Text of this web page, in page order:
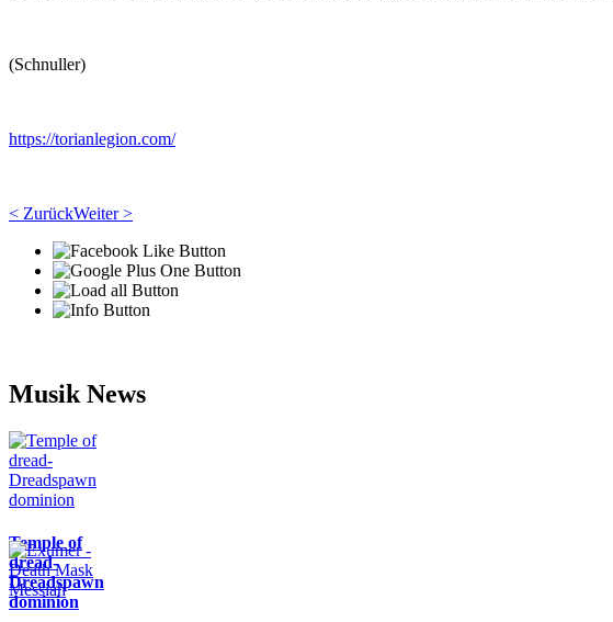
(Schnuller)
https://torianlegion.com/
< ZurückWeiter >
Musik News
Temple of
dread-
Dreadspawn
dominion